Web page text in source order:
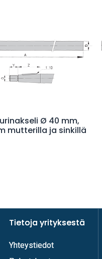
ostoskoriinØ 40 mm,
mutterilla ja sinkillä
Tietoja yrityksestä
Yhteystiedot
Tietoja yrityksestä
Yhteystiedot